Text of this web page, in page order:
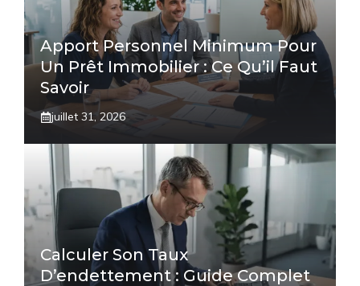
Apport Personnel Minimum Pour
Un Prêt Immobilier : Ce Qu’il Faut
Savoir
juillet 31, 2026
Calculer Son Taux
D’endettement : Guide Complet